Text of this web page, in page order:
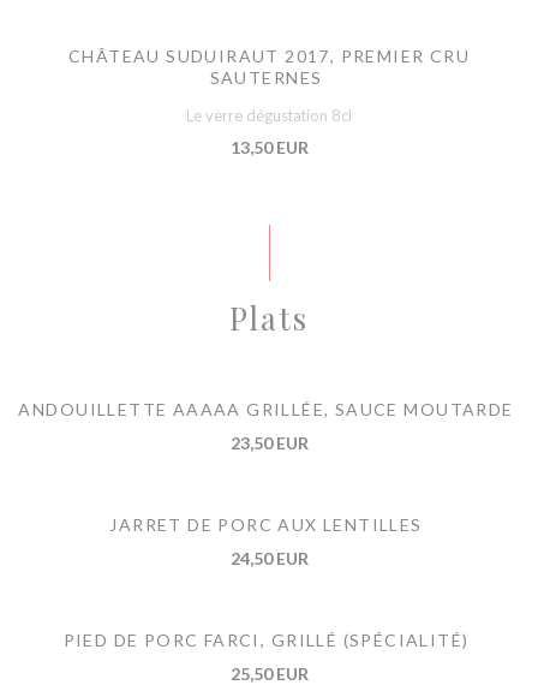
CHÂTEAU SUDUIRAUT 2017, PREMIER CRU
SAUTERNES
Le verre dégustation 8cl
13,50 EUR
Plats
ANDOUILLETTE AAAAA GRILLÉE, SAUCE MOUTARDE
23,50 EUR
JARRET DE PORC AUX LENTILLES
24,50 EUR
PIED DE PORC FARCI, GRILLÉ (SPÉCIALITÉ)
25,50 EUR